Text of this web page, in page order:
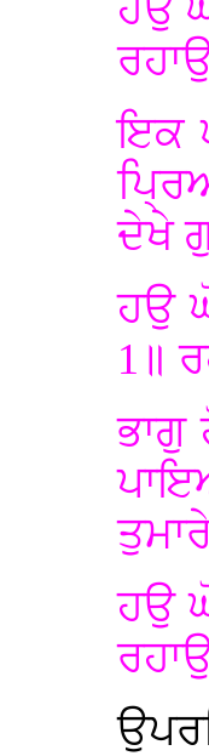
ਹਉ
ਇਕ
ਦੇਖੇ
ਹਉ
1॥
ਭਾਗੁ
ਹਉ